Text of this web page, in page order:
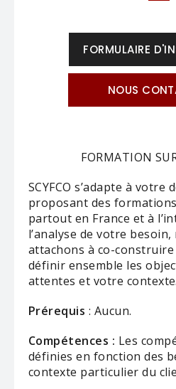
FORMULAIRE
NOUS
FORMATION
SCYFCO s’adapte à votre
proposant des
partout en France et à
l’analyse de votre
attachons à co-
définir ensemble les
attentes et votre contexte.
Prérequis : Aucun.
Compétences : Les
définies en fonction des
contexte particulier du